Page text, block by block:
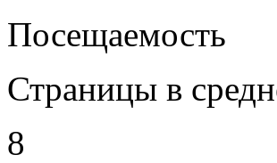
Посещаемость
Страницы в
8